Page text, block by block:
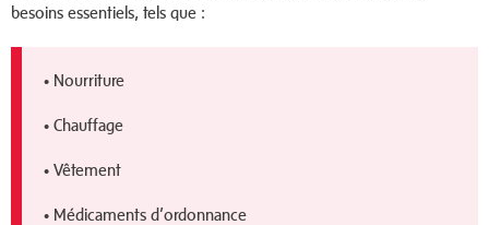
besoins essentiels, tels que :
• Nourriture
• Chauffage
• Vêtement
• Médicaments d’ordonnance